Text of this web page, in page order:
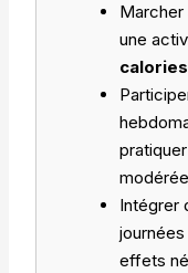
Marcher
une
calories
Intégrer
effets